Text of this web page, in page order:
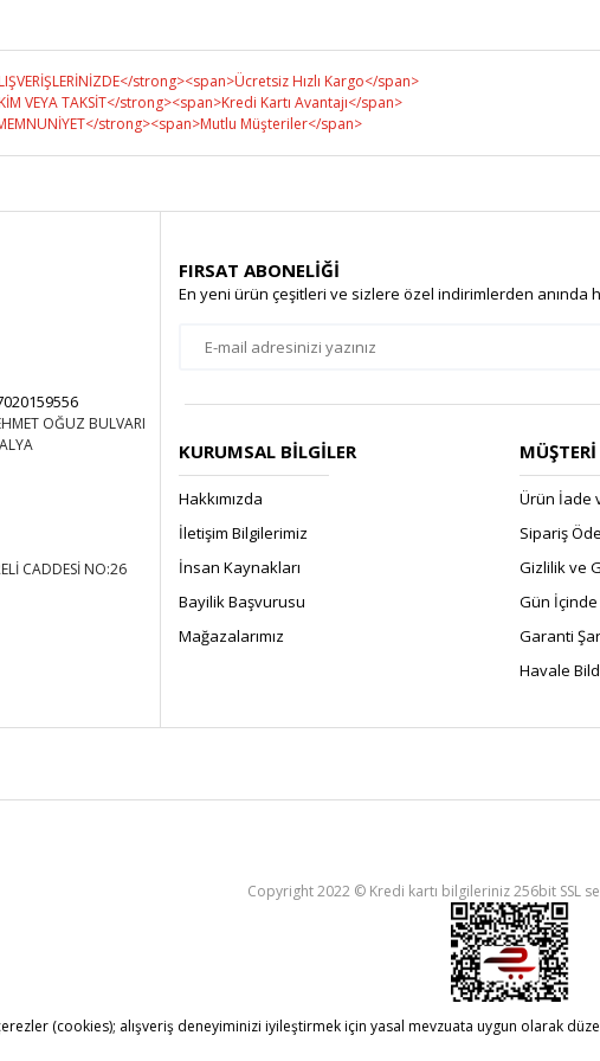
(cookies); alışveriş deneyiminizi iyileştirmek için yasal mevzuata uygun olarak
OĞUZ BULVARI
CADDESİ NO:26
FIRSAT ABONELİĞİ
En yeni ürün çeşitleri ve sizlere özel indirimlerden anında
KURUMSAL BİLGİLER
Hakkımızda
İletişim Bilgilerimiz
İnsan Kaynakları
Bayilik Başvurusu
Mağazalarımız
Ürün İade
Sipariş
Gizlilik ve
Gün
Garanti
Havale
Copyright 2022 © Kredi kartı bilgileriniz 256bit SSL